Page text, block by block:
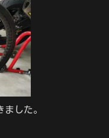
した。